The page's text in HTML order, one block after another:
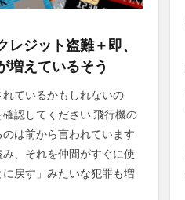
ジット盗難＋即、
増えているそう
ているかもしれないの
認してください 飛行機の
は前から言われています
、それを仲間がすぐに使
戻す」みたいな犯罪も増